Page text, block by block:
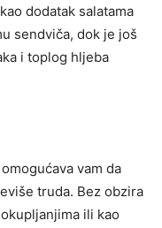
dodatak salatama
sendviča, dok je još
i toplog hljeba
vam da
truda. Bez obzira
ili kao